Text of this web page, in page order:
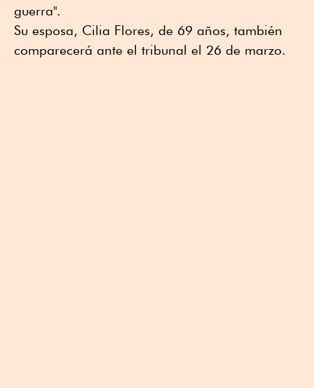
guerra".
Su esposa, Cilia Flores, de 69 años, también
comparecerá ante el tribunal el 26 de marzo.